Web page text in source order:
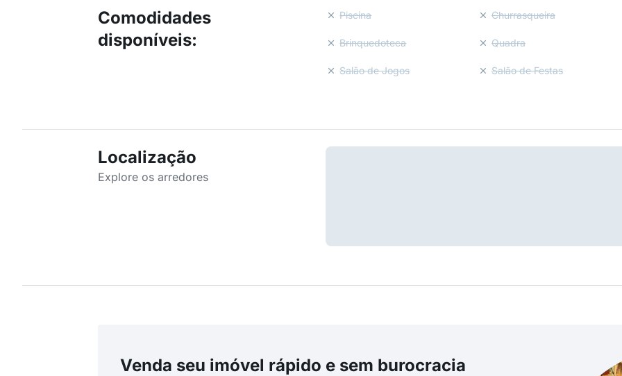
Comodidades
disponíveis:
Piscina Churrasqueira
Brinquedoteca Quadra
Salão de Jogos Salão de Festas
Localização
Explore os arredores
Venda seu imóvel rápido e sem burocracia